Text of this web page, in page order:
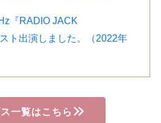
『RADIO JACK
ト出演しました。（2022年
一覧はこちら